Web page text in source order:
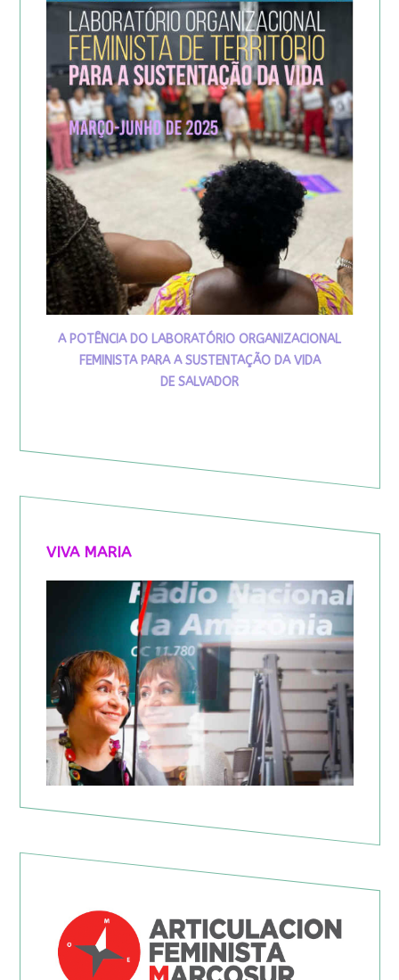
A POTÊNCIA DO LABORATÓRIO ORGANIZACIONAL
FEMINISTA PARA A SUSTENTAÇÃO DA VIDA
DE SALVADOR
VIVA MARIA